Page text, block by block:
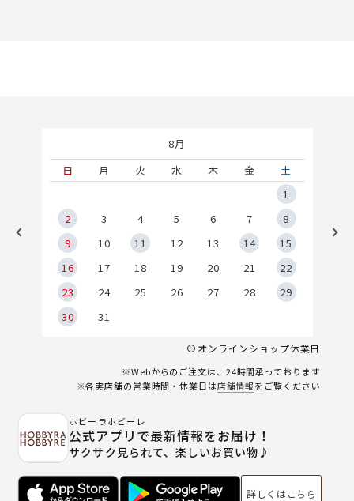
8月
日
月 火 水 木 金
土
1
2
3 4 5 6 7
8
9
10 11 12 13 14
15
16
17 18 19 20 21
22
23
24 25 26 27 28
29
30
31
オンラインショップ休業日
※Webからのご注文は、24時間承っております
※各実店舗の営業時間・休業日は店舗情報をご覧ください
ホビーラホビーレ
公式アプリで最新情報をお届け！
サクサク見られて、楽しいお買い物♪
詳しくはこちら